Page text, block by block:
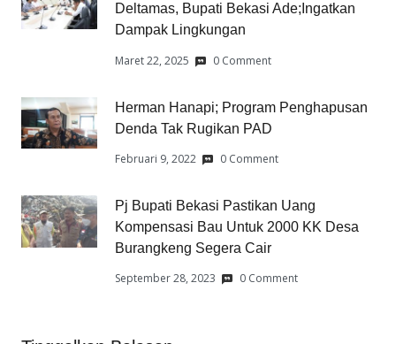
Deltamas, Bupati Bekasi Ade;Ingatkan
Dampak Lingkungan
Maret 22, 2025 0 Comment
Herman Hanapi; Program Penghapusan
Denda Tak Rugikan PAD
Februari 9, 2022 0 Comment
Pj Bupati Bekasi Pastikan Uang
Kompensasi Bau Untuk 2000 KK Desa
Burangkeng Segera Cair
September 28, 2023 0 Comment